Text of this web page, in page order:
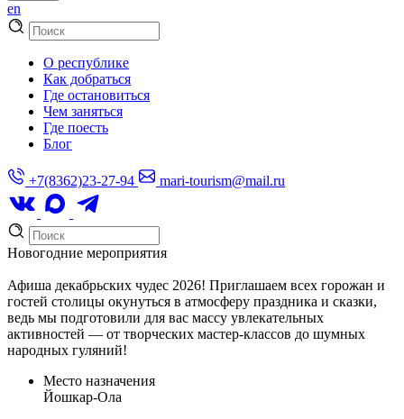
en
О республике
Как добраться
Где остановиться
Чем заняться
Где поесть
Блог
+7(8362)23-27-94 mari-tourism@mail.ru
Новогодние мероприятия
Афиша декабрьских чудес 2026! Приглашаем всех горожан и
гостей столицы окунуться в атмосферу праздника и сказки,
ведь мы подготовили для вас массу увлекательных
активностей — от творческих мастер-классов до шумных
народных гуляний!
Место назначения
Йошкар-Ола